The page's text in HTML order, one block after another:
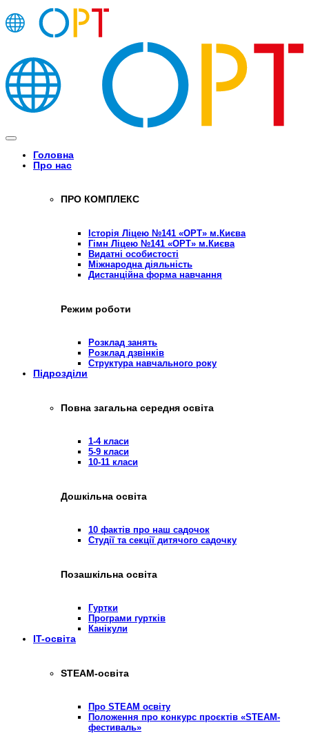
Головна
Про нас
ПРО КОМПЛЕКС
Історія Ліцею №141 «ОРТ» м.Києва
Гімн Ліцею №141 «ОРТ» м.Києва
Видатні особистості
Міжнародна діяльність
Дистанційна форма навчання
Режим роботи
Розклад занять
Розклад дзвінків
Структура навчального року
Підрозділи
Повна загальна середня освіта
1-4 класи
5-9 класи
10-11 класи
Дошкільна освіта
10 фактів про наш садочок
Студії та секції дитячого садочку
Позашкільна освіта
Гуртки
Програми гуртків
Канікули
IT-освіта
STEAM-освіта
Про STEAM освіту
Положення про конкурс проєктів «STEAM-
фестиваль»